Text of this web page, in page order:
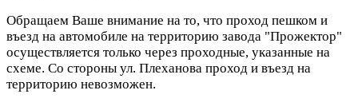
Обращаем Ваше внимание на то, что проход пешком и
въезд на автомобиле на территорию завода "Прожектор"
осуществляется только через проходные, указанные на
схеме. Со стороны ул. Плеханова проход и въезд на
территорию невозможен.